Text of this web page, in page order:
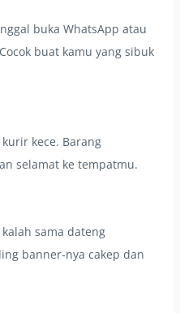
buka WhatsApp atau
buat kamu yang sibuk
kece. Barang
selamat ke tempatmu.
sama dateng
banner-nya cakep dan